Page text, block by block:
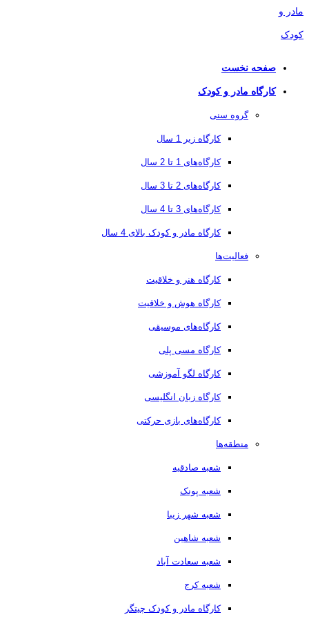
صفحه نخست
کارگاه مادر و کودک
گروه سنی
کارگاه زیر 1 سال
کارگاه‌های 1 تا 2 سال
کارگاه‌های 2 تا 3 سال
کارگاه‌های 3 تا 4 سال
کارگاه مادر و کودک بالای 4 سال
فعالیت‌ها
کارگاه هنر و خلاقیت
کارگاه هوش و خلاقیت
کارگاه‌های موسیقی
کارگاه مسی پلی
کارگاه لگو آموزشی
کارگاه زبان انگلیسی
کارگاه‌های بازی حرکتی
منطقه‌ها
شعبه صادقیه
شعبه پونک
شعبه شهر زیبا
شعبه شاهین
شعبه سعادت آباد
شعبه کرج
کارگاه مادر و کودک چیتگر